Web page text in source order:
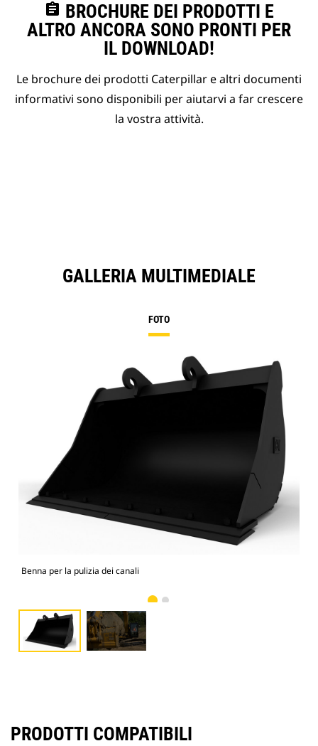
assignment BROCHURE DEI PRODOTTI E
ALTRO ANCORA SONO PRONTI PER
IL DOWNLOAD!
Le brochure dei prodotti Caterpillar e altri documenti
informativi sono disponibili per aiutarvi a far crescere
la vostra attività.
GALLERIA MULTIMEDIALE
FOTO
Benna per la pulizia dei canali
PRODOTTI COMPATIBILI